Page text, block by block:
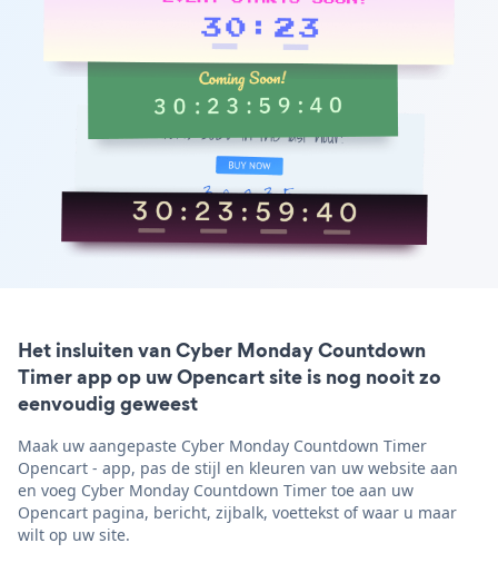
Het insluiten van Cyber Monday Countdown
Timer app op uw Opencart site is nog nooit zo
eenvoudig geweest
Maak uw aangepaste Cyber Monday Countdown Timer
Opencart - app, pas de stijl en kleuren van uw website aan
en voeg Cyber Monday Countdown Timer toe aan uw
Opencart pagina, bericht, zijbalk, voettekst of waar u maar
wilt op uw site.